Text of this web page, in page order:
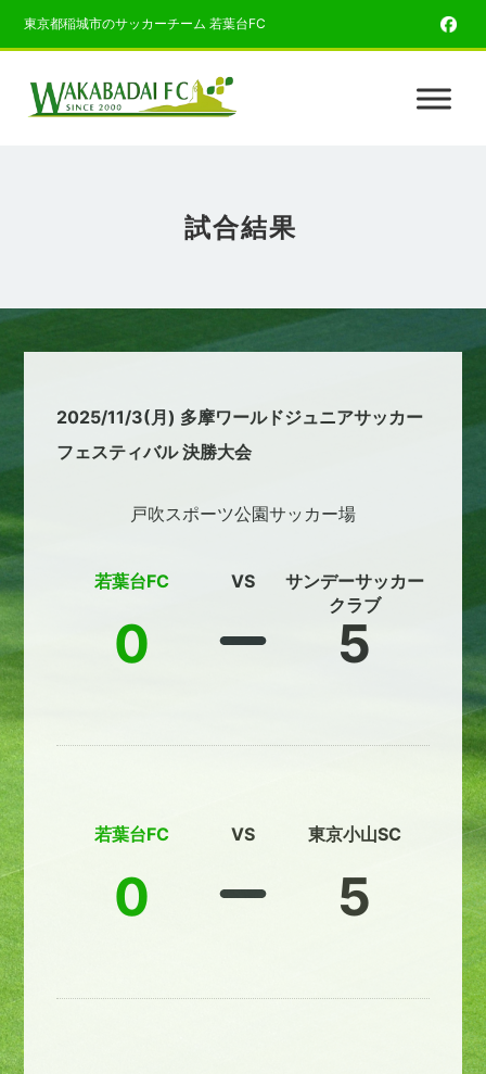
東京都稲城市のサッカーチーム 若葉台FC
試合結果
2025/11/3(月) 多摩ワールドジュニアサッカー
フェスティバル 決勝大会
戸吹スポーツ公園サッカー場
若葉台FC
0
VS
サンデーサッカー
クラブ
5
若葉台FC
0
VS 東京小山SC
5